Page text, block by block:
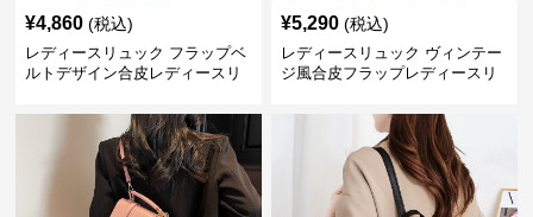
¥4,860 (税込)
レディースリュック フラップベ
ルトデザイン合皮レディースリ
¥5,290 (税込)
レディースリュック ヴィンテー
ジ風合皮フラップレディースリ